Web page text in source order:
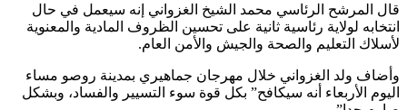
قال المرشح الرئاسي محمد الشيخ الغزواني إنه سيعمل في حال
انتخابه لولاية رئاسية ثانية على تحسين الظروف المادية والمعنوية
لأسلاك التعليم والصحة والجيش والأمن العام.
وأضاف ولد الغزواني خلال مهرجان جماهيري بمدينة روصو مساء
اليوم الأربعاء أنه سيكافح” بكل قوة سوء التسيير والفساد، وبشكل